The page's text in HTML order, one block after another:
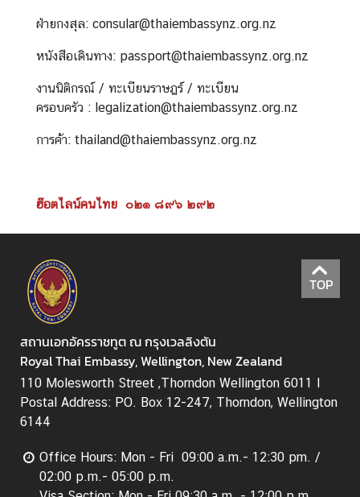
e
s
ธุ
ร
|
B
u
i
n
e
s
วี
ซ่
/
ก
ฝ่ายกงสุล: consular@thaiembassynz.org.nz
หนังสือเดินทาง: passport@thaiembassynz.org.nz
งานนิติกรณ์ / ทะเบียนราษฎร์ / ทะเบียน
ครอบครัว : legalization@thaiembassynz.org.nz
การค้า: thailand@thaiembassynz.org.nz
ฮ๊อตไลน์คนไทย ๐๒๑ ๘๙๖ ๒๙๒
TOP
สถานเอกอัครราชทูต ณ กรุงเวลลิงตัน
Royal Thai Embassy, Wellington, New Zealand
110 Molesworth Street ,Thorndon Wellington 6011 I
Postal Address: PO. Box 12-247, Thorndon, Wellington
6144
Office Hours: Mon - Fri 09:00 a.m.- 12:30 pm. /
02:00 p.m.- 05:00 p.m.